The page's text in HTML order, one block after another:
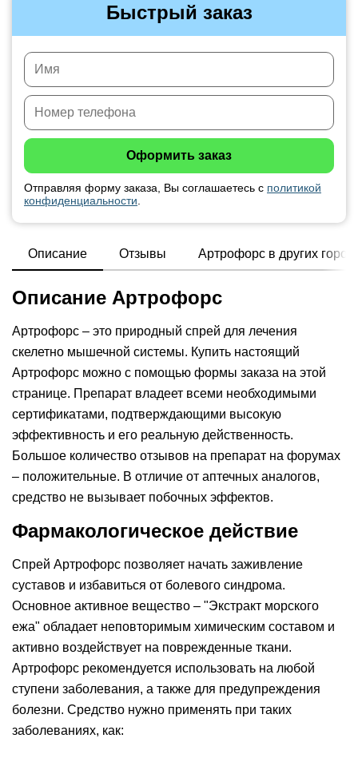
Быстрый заказ
Отправляя форму заказа, Вы соглашаетесь с политикой
конфиденциальности
Описание Отзывы Артрофорс в других
Описание Артрофорс
Артрофорс – это природный спрей для лечения
скелетно мышечной системы. Купить настоящий
Артрофорс можно с помощью формы заказа на этой
странице. Препарат владеет всеми необходимыми
сертификатами, подтверждающими высокую
эффективность и его реальную действенность.
Большое количество отзывов на препарат на форумах
– положительные. В отличие от аптечных аналогов,
средство не вызывает побочных эффектов.
Фармакологическое действие
Спрей Артрофорс позволяет начать заживление
суставов и избавиться от болевого синдрома.
Основное активное вещество – "Экстракт морского
ежа" обладает неповторимым химическим составом и
активно воздействует на поврежденные ткани.
Артрофорс рекомендуется использовать на любой
ступени заболевания, а также для предупреждения
болезни. Средство нужно применять при таких
заболеваниях, как: